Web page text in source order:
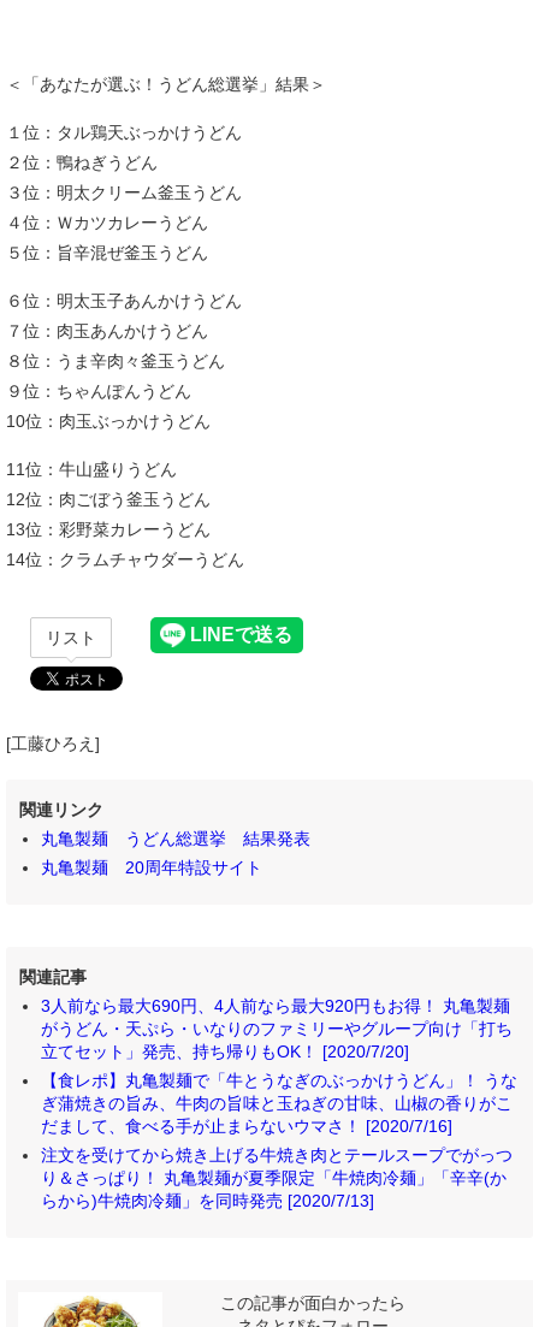
＜「あなたが選ぶ！うどん総選挙」結果＞
１位：タル鶏天ぶっかけうどん
２位：鴨ねぎうどん
３位：明太クリーム釜玉うどん
４位：Ｗカツカレーうどん
５位：旨辛混ぜ釜玉うどん
６位：明太玉子あんかけうどん
７位：肉玉あんかけうどん
８位：うま辛肉々釜玉うどん
９位：ちゃんぽんうどん
10位：肉玉ぶっかけうどん
11位：牛山盛りうどん
12位：肉ごぼう釜玉うどん
13位：彩野菜カレーうどん
14位：クラムチャウダーうどん
リスト
[工藤ひろえ]
関連リンク
丸亀製麺 うどん総選挙 結果発表
丸亀製麺 20周年特設サイト
関連記事
3人前なら最大690円、4人前なら最大920円もお得！ 丸亀製麺
がうどん・天ぷら・いなりのファミリーやグループ向け「打ち
立てセット」発売、持ち帰りもOK！ [2020/7/20]
【食レポ】丸亀製麺で「牛とうなぎのぶっかけうどん」！ うな
ぎ蒲焼きの旨み、牛肉の旨味と玉ねぎの甘味、山椒の香りがこ
だまして、食べる手が止まらないウマさ！ [2020/7/16]
注文を受けてから焼き上げる牛焼き肉とテールスープでがっつ
り＆さっぱり！ 丸亀製麺が夏季限定「牛焼肉冷麺」「辛辛(か
らから)牛焼肉冷麺」を同時発売 [2020/7/13]
この記事が面白かったら